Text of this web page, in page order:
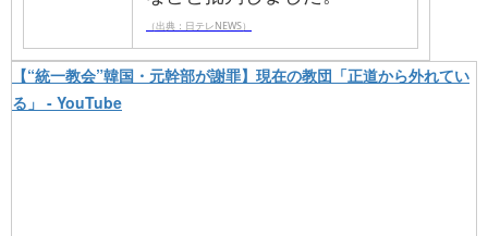
（出典：日テレNEWS）
【“統一教会”韓国・元幹部が謝罪】現在の教団「正道から外れてい
る」 - YouTube